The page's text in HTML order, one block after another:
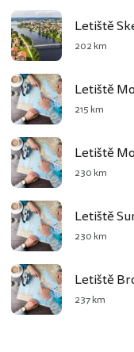
Letiště
202 km
Letiště
215 km
Letiště
230 km
Letiště
230 km
Letiště
237 km